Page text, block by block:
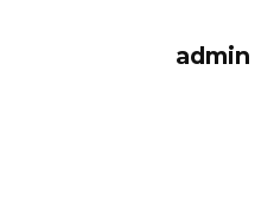
admin